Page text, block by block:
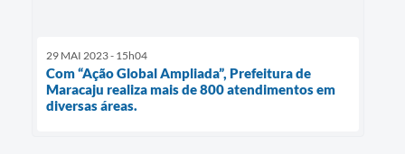
29 MAI 2023 - 15h04
Com “Ação Global Ampliada”, Prefeitura de
Maracaju realiza mais de 800 atendimentos em
diversas áreas.